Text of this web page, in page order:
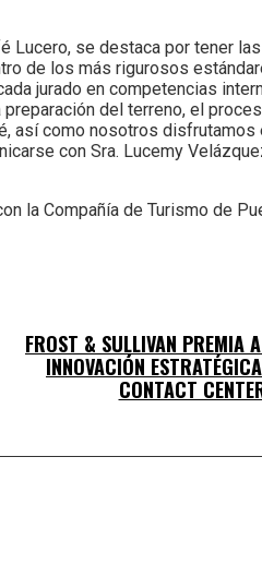
Lucero, se destaca por tener
de los más rigurosos
jurado en competencias
del terreno, el
como nosotros disfrutamos
con Sra. Lucemy
la Compañía de Turismo de
FROST & SULLIVAN PREMIA
INNOVACIÓN
CONTACT